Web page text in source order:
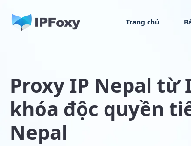
Trang chủ
Proxy IP Nepal từ
khóa độc quyền
Nepal